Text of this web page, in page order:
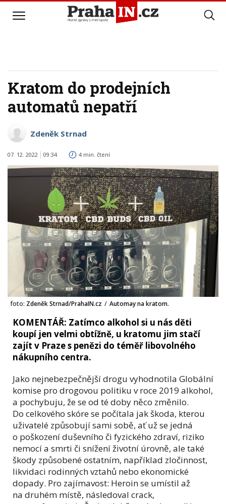
Kratom do prodejních
automatů nepatří
Zdeněk Strnad
07. 12. 2022 09:34 4 min. čtení
foto: Zdeněk Strnad/PrahaIN.cz / Automay na kratom.
KOMENTÁŘ: Zatímco alkohol si u nás děti
koupí jen velmi obtížně, u kratomu jim stačí
zajít v Praze s penězi do téměř libovolného
nákupního centra.
Jako nejnebezpečnější drogu vyhodnotila Globální
komise pro drogovou politiku v roce 2019 alkohol,
a pochybuju, že se od té doby něco změnilo.
Do celkového skóre se počítala jak škoda, kterou
uživatelé způsobují sami sobě, ať už se jedná
o poškození duševního či fyzického zdraví, riziko
nemocí a smrti či snížení životní úrovně, ale také
škody způsobené ostatním, například zločinnost,
likvidaci rodinných vztahů nebo ekonomické
dopady. Pro zajímavost: Heroin se umístil až
na druhém místě, následoval crack,